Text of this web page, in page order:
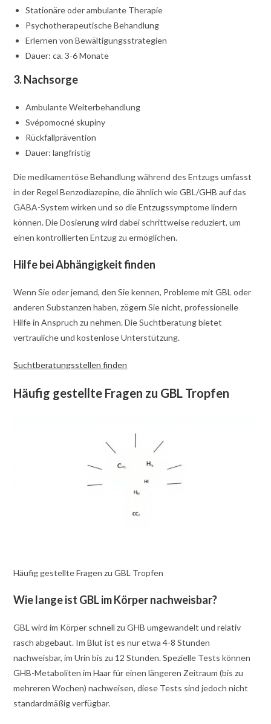
Stationäre oder ambulante Therapie
Psychotherapeutische Behandlung
Erlernen von Bewältigungsstrategien
Dauer: ca. 3-6 Monate
3. Nachsorge
Ambulante Weiterbehandlung
Svépomocné skupiny
Rückfallprävention
Dauer: langfristig
Die medikamentöse Behandlung während des Entzugs umfasst
in der Regel Benzodiazepine, die ähnlich wie GBL/GHB auf das
GABA-System wirken und so die Entzugssymptome lindern
können. Die Dosierung wird dabei schrittweise reduziert, um
einen kontrollierten Entzug zu ermöglichen.
Hilfe bei Abhängigkeit finden
Wenn Sie oder jemand, den Sie kennen, Probleme mit GBL oder
anderen Substanzen haben, zögern Sie nicht, professionelle
Hilfe in Anspruch zu nehmen. Die Suchtberatung bietet
vertrauliche und kostenlose Unterstützung.
Suchtberatungsstellen finden
Häufig gestellte Fragen zu GBL Tropfen
Häufig gestellte Fragen zu GBL Tropfen
Wie lange ist GBL im Körper nachweisbar?
GBL wird im Körper schnell zu GHB umgewandelt und relativ
rasch abgebaut. Im Blut ist es nur etwa 4-8 Stunden
nachweisbar, im Urin bis zu 12 Stunden. Spezielle Tests können
GHB-Metaboliten im Haar für einen längeren Zeitraum (bis zu
mehreren Wochen) nachweisen, diese Tests sind jedoch nicht
standardmäßig verfügbar.